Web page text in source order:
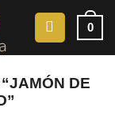
0
DE